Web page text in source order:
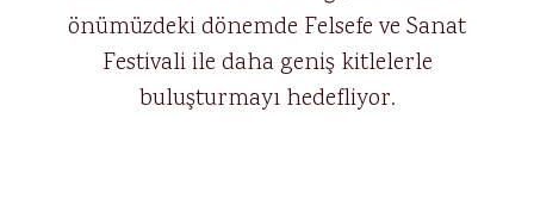
önümüzdeki dönemde Felsefe ve Sanat
Festivali ile daha geniş kitlelerle
buluşturmayı hedefliyor.